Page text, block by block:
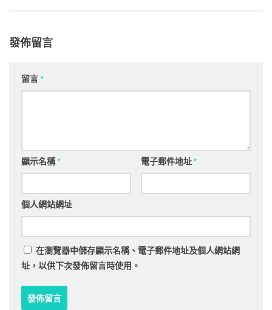
發佈留言
留言*
顯示名稱* 電子郵件地址*
個人網站網址
在瀏覽器中儲存顯示名稱、電子郵件地址及個人網站網
址，以供下次發佈留言時使用。